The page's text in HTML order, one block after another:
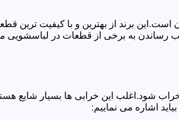
است.این برند از بهترین و با کیفیت
رساندن به برخی از قطعات در لباسشویی
این خرابی ها بسیار شایع هستند
اشاره می نماییم: